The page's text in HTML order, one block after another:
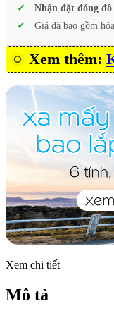
Nhận đặt đóng
Giá đã bao gồm
Xem thêm:
Xem chi tiết
Mô tả